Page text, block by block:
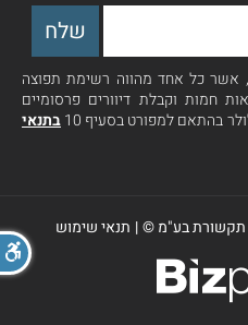
אשר כל אחד מהווה רשימת תפוצה
חמות וקבלת דיוורים פרסומיים
בהתאם למפורט בסעיף 10
בתנאי
תקשורת בע"מ ©| תנאי שימוש